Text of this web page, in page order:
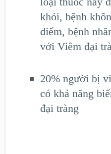
khỏi, bệnh
điểm, bệnh
với Viêm đại
20% người bị
có khả năng
đại tràng